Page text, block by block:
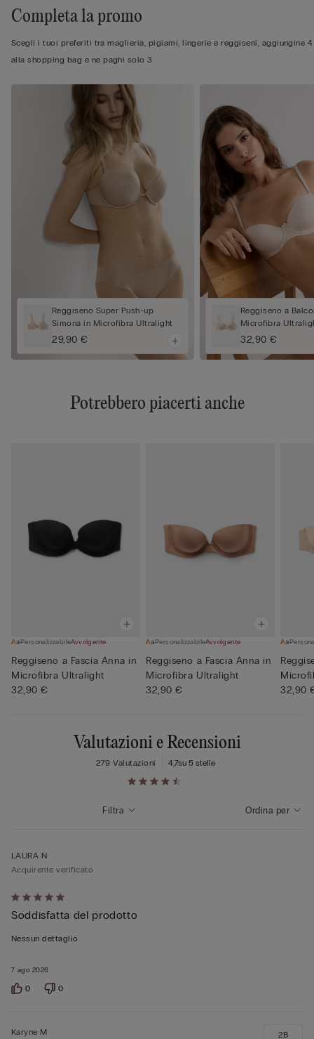
Completa la promo
Scegli i tuoi preferiti tra maglieria, pigiami, lingerie e reggiseni, aggiungine 4
alla shopping bag e ne paghi solo 3
Reggiseno Super Push-up
Simona in Microfibra Ultralight
29,90 €
Reggiseno a
Microfibra
32,90 €
Potrebbero piacerti anche
PersonalizzabileAvvolgente
Reggiseno a Fascia Anna in
Microfibra Ultralight
32,90 €
PersonalizzabileAvvolgente
Reggiseno a Fascia Anna in
Microfibra Ultralight
32,90 €
32,90
Valutazioni e Recensioni
4,7su 5 stelle
279 Valutazioni
Ordina per
Filtra
Valutato
5
su
7 ago 2026
LAURA N
Acquirente verificato
Soddisfatta del prodotto
Nessun dettaglio
0 0
Karyne M
2B